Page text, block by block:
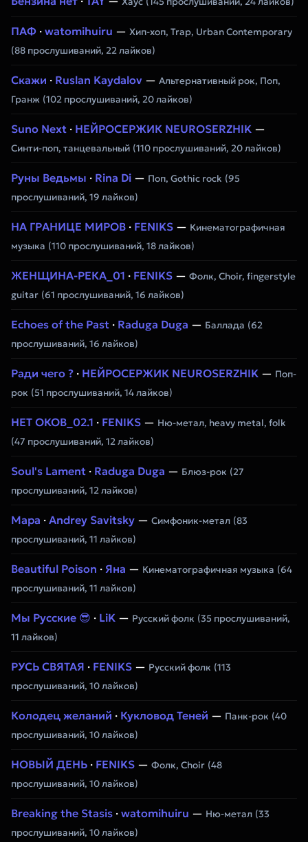
ПАФ · watomihuiru — Хип-хоп, Trap, Urban Contemporary
(88 прослушиваний, 22 лайков)
Скажи · Ruslan Kaydalov — Альтернативный рок, Поп,
Гранж (102 прослушиваний, 20 лайков)
Suno Next · НЕЙРОСЕРЖИК NEUROSERZHIK —
Синти-поп, танцевальный (110 прослушиваний, 20 лайков)
Руны Ведьмы · Rina Di — Поп, Gothic rock (95
прослушиваний, 19 лайков)
НА ГРАНИЦЕ МИРОВ · FENIKS — Кинематографичная
музыка (110 прослушиваний, 18 лайков)
ЖЕНЩИНА-РЕКА_01 · FENIKS — Фолк, Choir, fingerstyle
guitar (61 прослушиваний, 16 лайков)
Echoes of the Past · Raduga Duga — Баллада (62
прослушиваний, 16 лайков)
Ради чего ? · НЕЙРОСЕРЖИК NEUROSERZHIK — Поп-
рок (51 прослушиваний, 14 лайков)
НЕТ ОКОВ_02.1 · FENIKS — Ню-метал, heavy metal, folk
(47 прослушиваний, 12 лайков)
Soul's Lament · Raduga Duga — Блюз-рок (27
прослушиваний, 12 лайков)
Мара · Andrey Savitsky — Симфоник-метал (83
прослушиваний, 11 лайков)
Beautiful Poison · Яна — Кинематографичная музыка (64
прослушиваний, 11 лайков)
Мы Русские 😎 · LiK — Русский фолк (35 прослушиваний,
11 лайков)
РУСЬ СВЯТАЯ · FENIKS — Русский фолк (113
прослушиваний, 10 лайков)
Колодец желаний · Кукловод Теней — Панк-рок (40
прослушиваний, 10 лайков)
НОВЫЙ ДЕНЬ · FENIKS — Фолк, Choir (48
прослушиваний, 10 лайков)
Breaking the Stasis · watomihuiru — Ню-метал (33
прослушиваний, 10 лайков)